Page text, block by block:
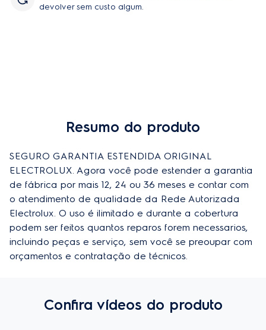
devolver sem custo algum.
Resumo do produto
SEGURO GARANTIA ESTENDIDA ORIGINAL
ELECTROLUX. Agora você pode estender a garantia
de fábrica por mais 12, 24 ou 36 meses e contar com
o atendimento de qualidade da Rede Autorizada
Electrolux. O uso é ilimitado e durante a cobertura
podem ser feitos quantos reparos forem necessarios,
incluindo peças e serviço, sem você se preoupar com
orçamentos e contratação de técnicos.
Confira vídeos do produto